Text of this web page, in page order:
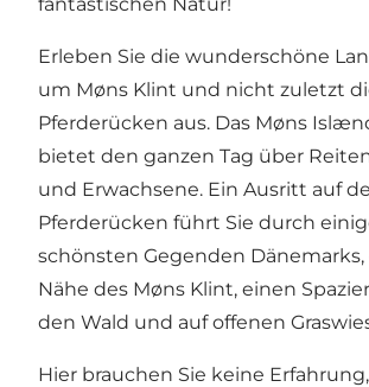
Erleben Sie die wunderschöne
um Møns Klint und nicht zuletzt
Pferderücken aus. Das Møns
bietet den ganzen Tag über
und Erwachsene. Ein Ausritt auf
Pferderücken führt Sie durch
schönsten Gegenden Dänemarks,
Nähe des Møns Klint, einen
den Wald und auf offenen
Hier brauchen Sie keine